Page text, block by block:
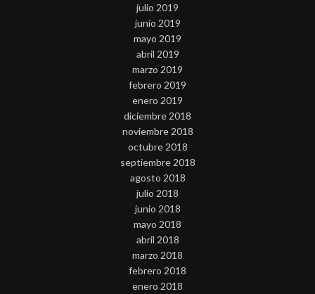
julio 2019
junio 2019
mayo 2019
abril 2019
marzo 2019
febrero 2019
enero 2019
diciembre 2018
noviembre 2018
octubre 2018
septiembre 2018
agosto 2018
julio 2018
junio 2018
mayo 2018
abril 2018
marzo 2018
febrero 2018
enero 2018